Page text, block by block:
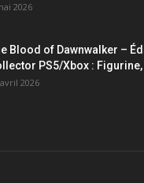
2026
Blood of Dawnwalker –
PS5/Xbox :
2026